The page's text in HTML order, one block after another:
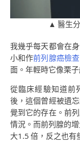
▲ 醫生
我幾乎每天都會在
小和作前列腺癌檢查
面。年輕時它像栗
從臨床經驗知道前
後，這個曾經被遺
覺到它的存在。前
情況。而前列腺的
大1.5 倍，反之也有